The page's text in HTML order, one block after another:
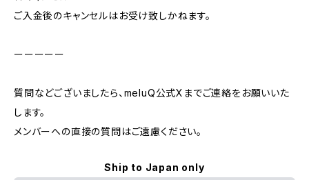
ご入金後のキャンセルはお受け致しかねます。
ーーーーー
質問などございましたら、meluQ公式Xまでご連絡をお願いいた
します。
メンバーへの直接の質問はご遠慮ください。
Ship to Japan only